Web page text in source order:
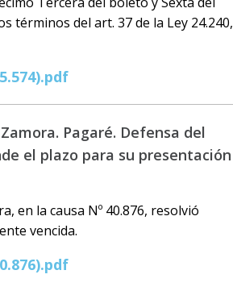
términos del art. 37 de la Ley 24.240,
Pagaré. Defensa del
el plazo para su presentación
en la causa Nº 40.876, resolvió
vencida.